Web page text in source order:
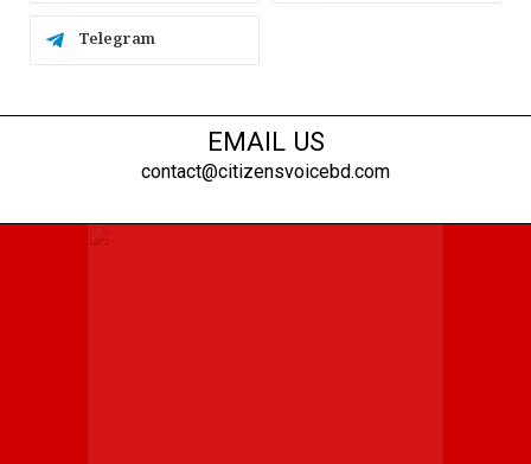
Telegram
EMAIL US
contact@citizensvoicebd.com